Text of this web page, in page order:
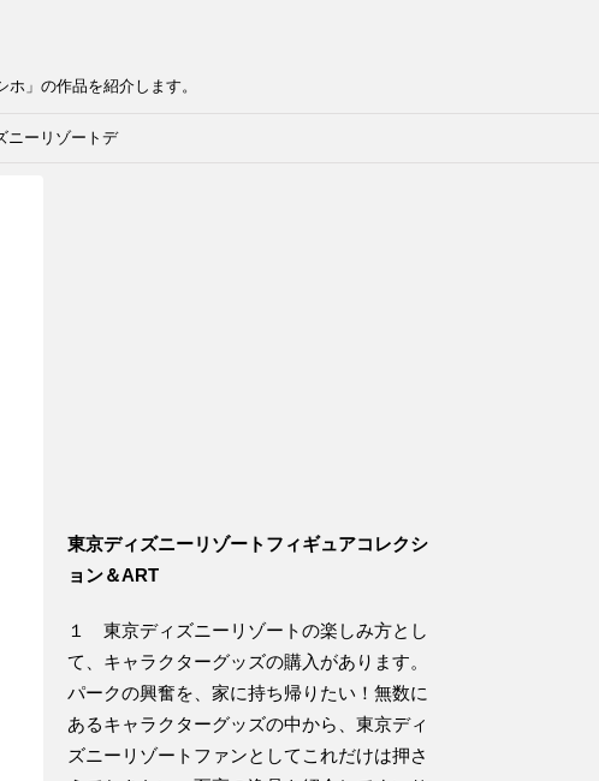
」の作品を紹介します。
ニーリゾートデ
東京ディズニーリゾートフィギュアコレクシ
ョン＆ART
１ 東京ディズニーリゾートの楽しみ方とし
て、キャラクターグッズの購入があります。
パークの興奮を、家に持ち帰りたい！無数に
あるキャラクターグッズの中から、東京ディ
ズニーリゾートファンとしてこれだけは押さ